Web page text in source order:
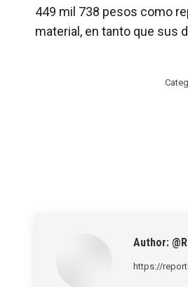
449 mil 738 pesos como
material, en tanto que sus
Author:
https://